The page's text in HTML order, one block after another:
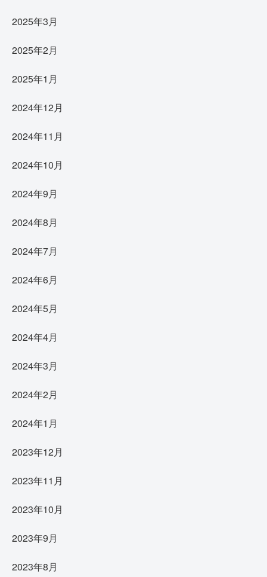
2025年3月
2025年2月
2025年1月
2024年12月
2024年11月
2024年10月
2024年9月
2024年8月
2024年7月
2024年6月
2024年5月
2024年4月
2024年3月
2024年2月
2024年1月
2023年12月
2023年11月
2023年10月
2023年9月
2023年8月